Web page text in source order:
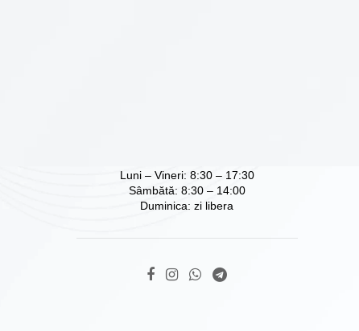
Luni – Vineri: 8:30 – 17:30
Sâmbătă: 8:30 – 14:00
Duminica: zi libera